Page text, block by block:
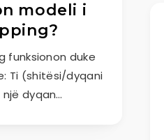
modeli i
funksionon duke
Ti (shitësi/dyqani
një dyqan…